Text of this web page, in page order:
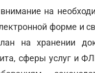
на
форме и
на хранении
сферы услуг и